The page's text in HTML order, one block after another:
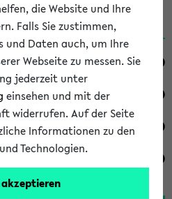
die Website und Ihre
Falls Sie zustimmen,
und Daten auch, um Ihre
Webseite zu messen. Sie
jederzeit unter
einsehen und mit der
widerrufen. Auf der Seite
Informationen zu den
Technologien.